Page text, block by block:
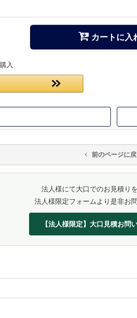
カートに入
入
前のページに
法人様にて大口でのお見積り
法人様限定フォームより是非お
【法人様限定】大口見積お問